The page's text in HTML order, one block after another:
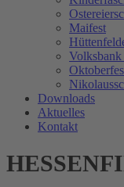
Maifest
Downloads
Aktuelles
Kontakt